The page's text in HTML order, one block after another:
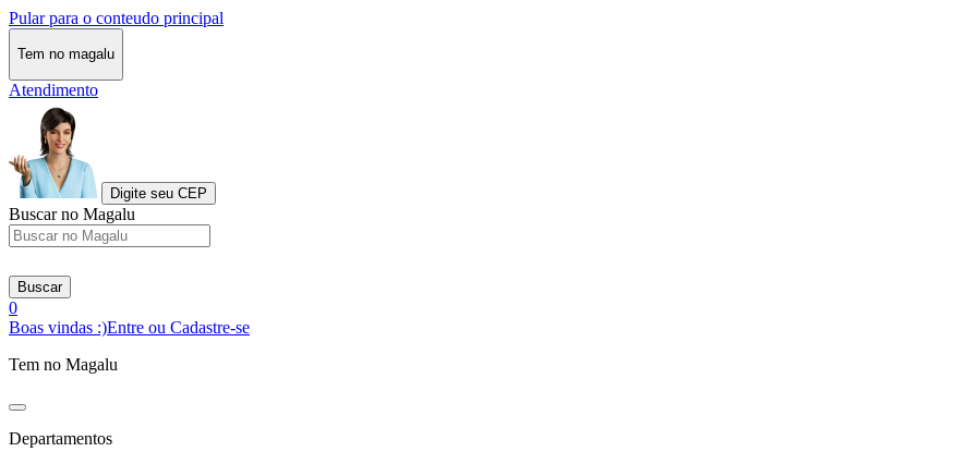
Pular para o conteudo principal
Tem no magalu
Atendimento
Digite seu CEP
Buscar no Magalu
Buscar
0
Boas vindas :)Entre ou Cadastre-se
Tem no Magalu
Departamentos